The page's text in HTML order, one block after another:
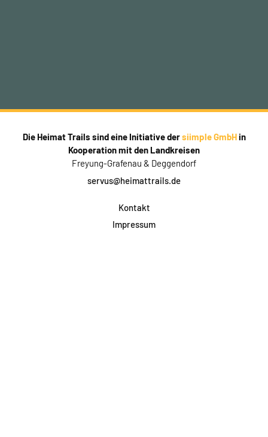
Die Heimat Trails sind eine Initiative dersiimple GmbHin
Kooperation mit den Landkreisen
Freyung-Grafenau & Deggendorf
servus@heimattrails.de
Kontakt
Impressum